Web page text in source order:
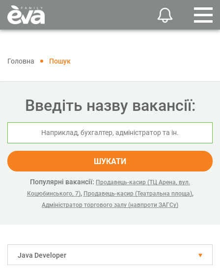
Головна Пошук
Введіть назву вакансії:
ШУКАТИ
Популярні вакансії: Продавець-касир (ТЦ Арена, вул.
Коцюбинського, 7), Продавець-касир (Театральна площа),
Адміністратор торгового залу (навпроти ЗАГСу)
Java Developer